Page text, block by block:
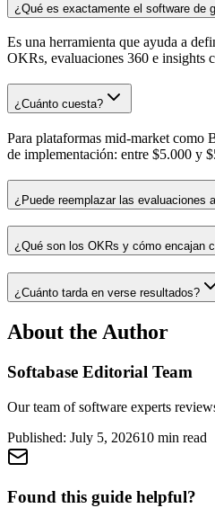
¿Qué es exactamente el software de
Es una herramienta que ayuda a
OKRs, evaluaciones 360 e insights
¿Cuánto cuesta?
Para plataformas mid-market como
de implementación: entre $5.000 y
¿Puede reemplazar las evaluaciones
¿Qué son los OKRs y cómo encajan
¿Cuánto tarda en verse resultados?
About the Author
Softabase Editorial Team
Our team of software experts
Published: July 5, 202610 min read
Found this guide helpful?